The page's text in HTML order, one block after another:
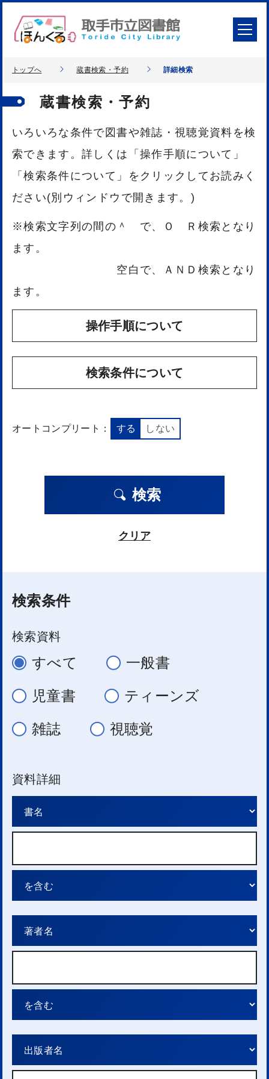
トップへ 蔵書検索・予約 詳細検索
蔵書検索・予約
いろいろな条件で図書や雑誌・視聴覚資料を検
索できます。詳しくは「操作手順について」
「検索条件について」をクリックしてお読みく
ださい(別ウィンドウで開きます。)
※検索文字列の間の＾ で、Ｏ Ｒ検索となり
ます。
空白で、ＡＮＤ検索となり
ます。
操作手順について
検索条件について
オートコンプリート： する しない
検索
クリア
検索条件
検索資料
すべて 一般書
児童書 ティーンズ
雑誌 視聴覚
資料詳細